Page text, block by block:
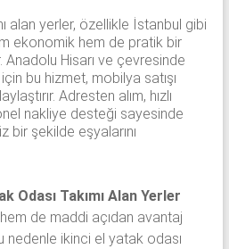
alan yerler, özellikle İstanbul gibi
ekonomik hem de pratik bir
Anadolu Hisarı ve çevresinde
bu hizmet, mobilya satışı
Adresten alım, hızlı
nakliye desteği sayesinde
bir şekilde eşyalarını
Odası Takımı Alan Yerler
de maddi açıdan avantaj
nedenle ikinci el yatak odası